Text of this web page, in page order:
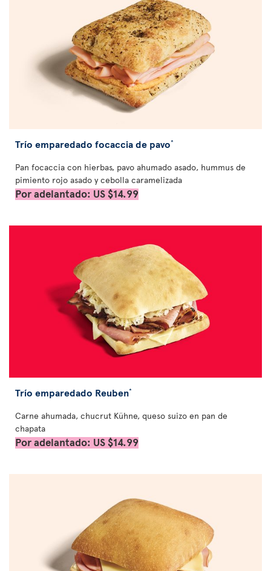
Trío emparedado focaccia de pavo*
Pan focaccia con hierbas, pavo ahumado asado, hummus de
pimiento rojo asado y cebolla caramelizada
Por adelantado: US $14.99
Trío emparedado Reuben*
Carne ahumada, chucrut Kühne, queso suizo en pan de
chapata
Por adelantado: US $14.99